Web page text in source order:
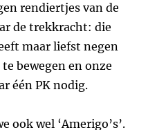
rendiertjes van de
de trekkracht: die
maar liefst negen
bewegen en onze
één PK nodig.
ook wel ‘Amerigo’s’.